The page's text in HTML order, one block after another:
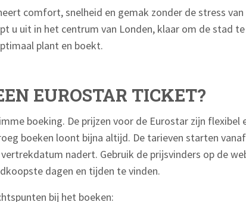
comfort, snelheid en gemak zonder de stress van
u uit in het centrum van Londen, klaar om de stad
plant en boekt.
EUROSTAR TICKET?
boeking. De prijzen voor de Eurostar zijn flexibel
boeken loont bijna altijd. De tarieven starten
nadert. Gebruik de prijsvinders op de
dagen en tijden te vinden.
bij het boeken: